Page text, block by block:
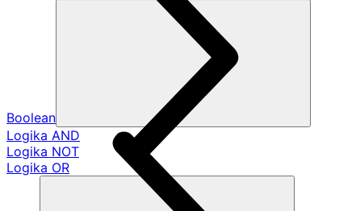
Boolean
Logika AND
Logika NOT
Logika OR